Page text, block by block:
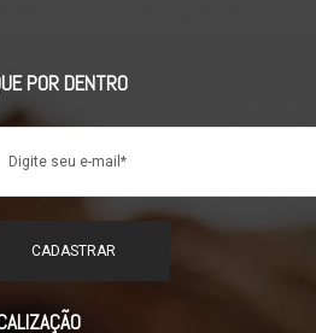
POR DENTRO